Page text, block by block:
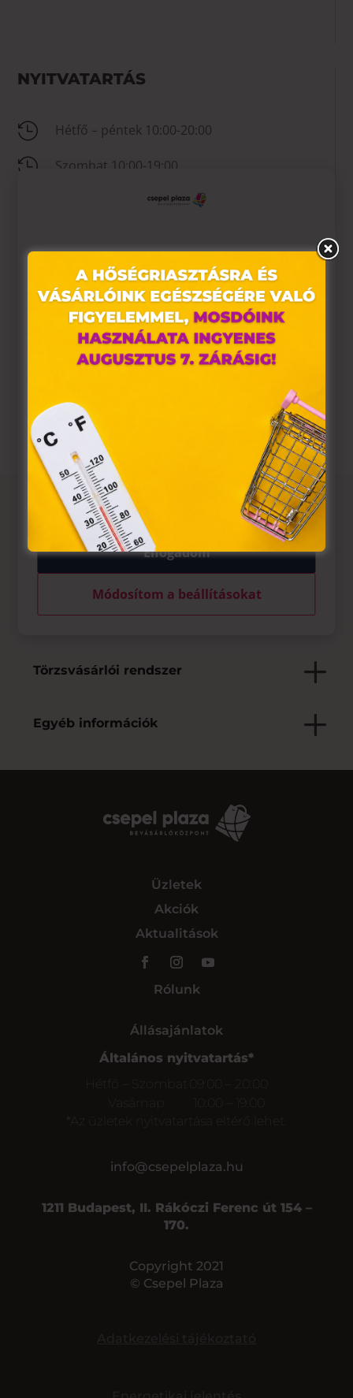
NYITVATARTÁS
 Hétfő – péntek 10:00-20:00
 Szombat 10:00-19:00
Vasárnap 10:00-18:00
KAPCSOLAT
Nincs megadva
Nincs megadva
Az üzletről
Elfogadott fizetési eszközök
Saját szolgáltatások
Törzsvásárlói rendszer
Egyéb információk
Üzletek
Akciók
Aktualitások
Rólunk
Állásajánlatok
Általános nyitvatartás*
Hétfő – Szombat
09:00 – 20:00
Vasárnap
*Az üzletek nyitvatartása eltérő lehet.
info@csepelplaza.hu
1211 Budapest, II. Rákóczi Ferenc út 154 –
170.
Copyright 2021
© Csepel Plaza
Weboldalunkon „cookie"-kat (továbbiakban „süti")
alkalmazunk. Ezek olyan fájlok, melyek információt tárolnak
webes böngészőjében. Ehhez az Ön hozzájárulása
szükséges.
A „sütiket" az elektronikus hírközlésről szóló 2003. évi C.
törvény, az elektronikus kereskedelmi szolgáltatások, az
információs társadalommal összefüggő szolgáltatások
egyes kérdéseiről szóló 2001. évi CVIII. törvény, valamint az
Európai Unió előírásainak megfelelően használjuk. Azon
weblapoknak, melyek az Európai Unió országain belül
működnek, a „sütik" használatához, és ezeknek a
felhasználó számítógépén vagy egyéb eszközén történő
tárolásához a felhasználók hozzájárulását kell kérniük.
Elfogadom
Módosítom a beállításokat